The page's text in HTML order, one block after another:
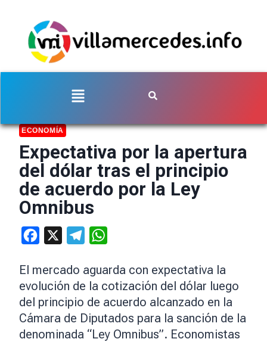
ECONOMÍA
Expectativa por la apertura
del dólar tras el principio
de acuerdo por la Ley
Omnibus
Facebook Telegram
El mercado aguarda con expectativa la
evolución de la cotización del dólar luego
del principio de acuerdo alcanzado en la
Cámara de Diputados para la sanción de la
denominada “Ley Omnibus”. Economistas